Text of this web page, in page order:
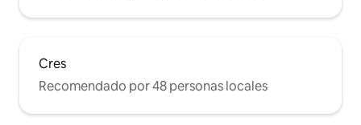
Cres
Recomendado por 48 personas locales